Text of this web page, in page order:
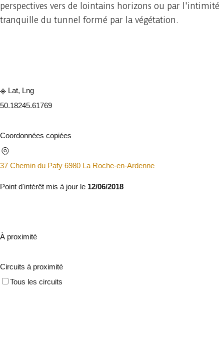
perspectives vers de lointains horizons ou par l'intimité
tranquille du tunnel formé par la végétation.
Lat, Lng
50.18245.61769
Coordonnées copiées
37 Chemin du Pafy 6980 La Roche-en-Ardenne
Point d'intérêt mis à jour le 12/06/2018
À proximité
Circuits à proximité
Tous les circuits